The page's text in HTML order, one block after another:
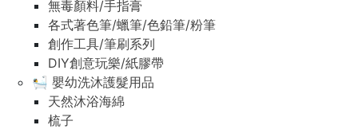
無毒顏料/手指膏
各式著色筆/蠟筆/色鉛筆/粉筆
創作工具/筆刷系列
DIY創意玩樂/紙膠帶
🛀 嬰幼洗沐護髮用品
天然沐浴海綿
梳子